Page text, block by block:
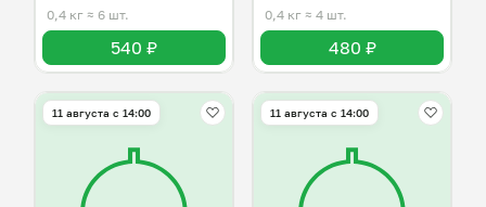
0,4 кг ≈ 6 шт.
540 ₽
0,4 кг ≈ 4 шт.
480 ₽
11 августа с 14:00 11 августа с 14:00